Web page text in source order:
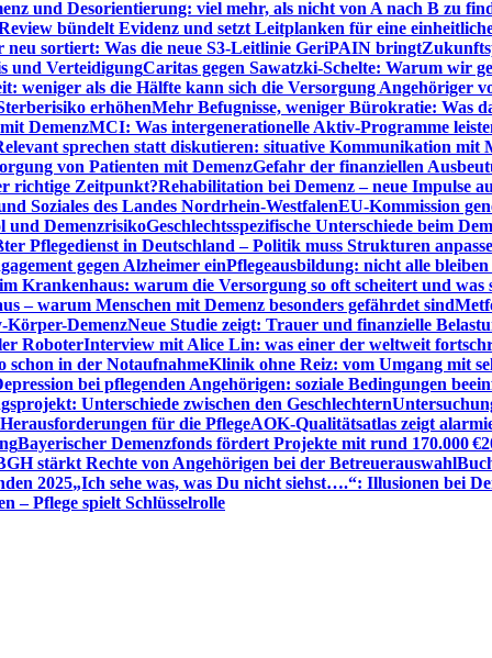
und Desorientierung: viel mehr, als nicht von A nach B zu
bündelt Evidenz und setzt Leitplanken für eine
neu sortiert: Was die neue S3-Leitlinie GeriPAIN bringt
und VerteidigungCaritas gegen Sawatzki-Schelte: Warum wir
weniger als die Hälfte kann sich die Versorgung Angehöriger
erhöhenMehr Befugnisse, weniger Bürokratie: Was
DemenzMCI: Was intergenerationelle Aktiv-Programme
sprechen statt diskutieren: situative Kommunikation mit
von Patienten mit DemenzGefahr der finanziellen
richtige Zeitpunkt?Rehabilitation bei Demenz – neue Impulse
Soziales des Landes Nordrhein-WestfalenEU-Kommission
und DemenzrisikoGeschlechtsspezifische Unterschiede beim
Pflegedienst in Deutschland – Politik muss Strukturen
gegen Alzheimer einPflegeausbildung: nicht alle bleiben
Krankenhaus: warum die Versorgung so oft scheitert und was
– warum Menschen mit Demenz besonders gefährdet sind
Körper-DemenzNeue Studie zeigt: Trauer und finanzielle
RoboterInterview mit Alice Lin: was einer der weltweit
schon in der NotaufnahmeKlinik ohne Reiz: vom Umgang mit
bei pflegenden Angehörigen: soziale Bedingungen
Unterschiede zwischen den Geschlechtern
für die PflegeAOK-Qualitätsatlas zeigt
Bayerischer Demenzfonds fördert Projekte mit rund 170.000 €
stärkt Rechte von Angehörigen bei der Betreuerauswahl
2025„Ich sehe was, was Du nicht siehst….“: Illusionen bei
– Pflege spielt Schlüsselrolle